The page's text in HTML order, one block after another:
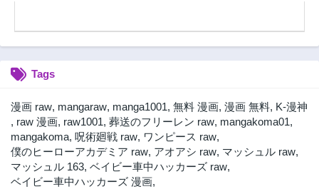
Tags
漫画 raw, mangaraw, manga1001, 無料 漫画, 漫画 無料, K-漫神
, raw 漫画, raw1001, 葬送のフリーレン raw, mangakoma01,
mangakoma, 呪術廻戦 raw, ワンピース raw,
僕のヒーローアカデミア raw, アオアシ raw, マッシュル raw,
マッシュル 163, ベイビー車中ハッカーズ raw,
ベイビー車中ハッカーズ 漫画,